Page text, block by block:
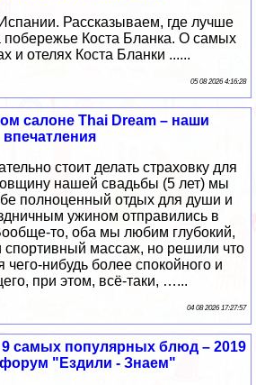
Рассказываем, где лучше
побережье Коста Бланка. О самых
и отелях Коста Бланки ......
05 08 2026 4:16:28
салоне Thai Dream – наши
впечатления
стоит делать страховку для
нашей свадьбы (5 лет) мы
полноценный отдых для души и
ужином отправились в
то, оба мы любим глубокий,
спортивный массаж, но решили что
чего-нибудь более спокойного и
при этом, всё-таки, …...
04 08 2026 17:27:57
самых популярных блюд – 2019
"Ездили - Знаем"